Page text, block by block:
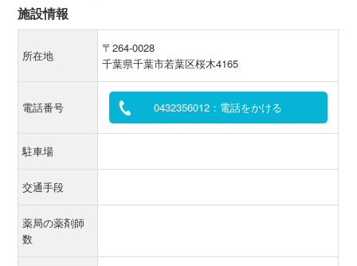
施設情報
所在地
〒264-0028
千葉県千葉市若葉区桜木4165
電話番号 0432356012：電話をかける
駐車場
交通手段
薬局の薬剤師
数